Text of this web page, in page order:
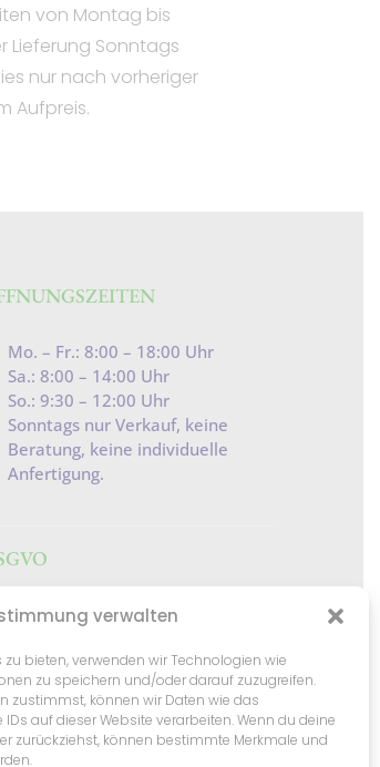
verwalten
bieten, verwenden wir Technologien wie
zu speichern und/oder darauf zuzugreifen.
zustimmst, können wir Daten wie das
auf dieser Website verarbeiten. Wenn du deine
zurückziehst, können bestimmte Merkmale und
von Montag bis
Lieferung Sonntags
nur nach vorheriger
Aufpreis.
Mo. – Fr.: 8:00 – 18:00 Uhr
Sa.: 8:00 – 14:00 Uhr
So.: 9:30 – 12:00 Uhr
Sonntags nur Verkauf, keine
Beratung, keine individuelle
Anfertigung.
Richtlinien
/Widerrufsrecht